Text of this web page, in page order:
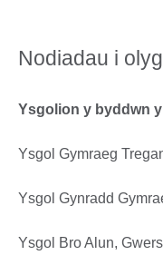
Nodiadau i
Ysgolion y byddwn
Ysgol Gymraeg
Ysgol Gynradd
Ysgol Bro Alun,